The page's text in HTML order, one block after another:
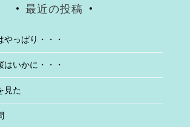
最近の投稿
やっぱり・・・
はいかに・・・
見た